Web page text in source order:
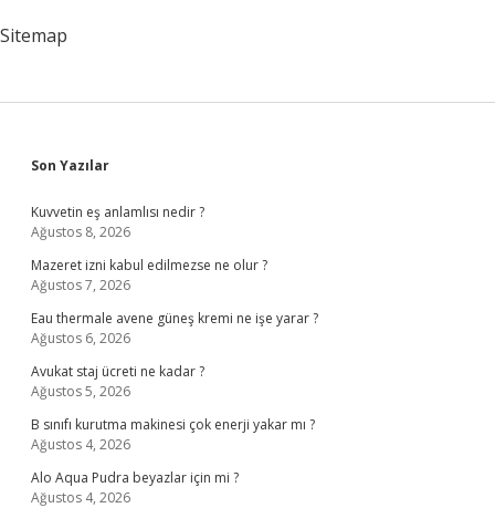
Sitemap
Sidebar
Son Yazılar
Kuvvetin eş anlamlısı nedir ?
Ağustos 8, 2026
Mazeret izni kabul edilmezse ne olur ?
Ağustos 7, 2026
Eau thermale avene güneş kremi ne işe yarar ?
Ağustos 6, 2026
Avukat staj ücreti ne kadar ?
Ağustos 5, 2026
B sınıfı kurutma makinesi çok enerji yakar mı ?
Ağustos 4, 2026
Alo Aqua Pudra beyazlar için mi ?
Ağustos 4, 2026